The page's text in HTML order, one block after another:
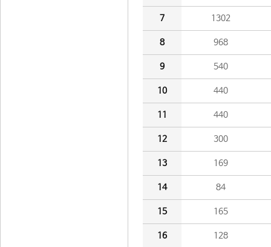
7 1302
8 968
9 540
10 440
11 440
12 300
13 169
14 84
15 165
16 128